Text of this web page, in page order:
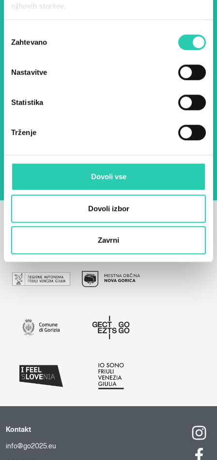
njihovih storitev.
soglasja
Zahtevano
Nastavitve
Statistika
Trženje
Dovoli vse
Dovoli izbor
Zavrni
– prijavite se na naš novičnik
in ostanite na tekočem z
našimi aktivnostmi.
Ime *
Kontakt
info@go2025.eu